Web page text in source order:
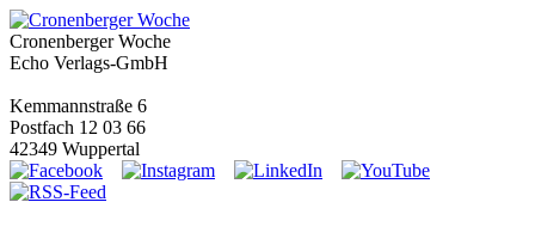
Cronenberger Woche
Echo Verlags-GmbH
Kemmannstraße 6
Postfach 12 03 66
42349 Wuppertal